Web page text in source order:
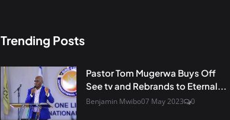
Trending Posts
Pastor Tom Mugerwa Buys Off
See tv and Rebrands to Eternal...
Benjamin Mwibo07 May 2023 0